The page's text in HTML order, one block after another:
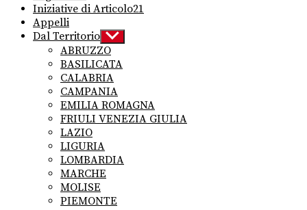
Iniziative di Articolo21
Appelli
Dal Territorio Show
sub
menu
ABRUZZO
BASILICATA
CALABRIA
CAMPANIA
EMILIA ROMAGNA
FRIULI VENEZIA GIULIA
LAZIO
LIGURIA
LOMBARDIA
MARCHE
MOLISE
PIEMONTE